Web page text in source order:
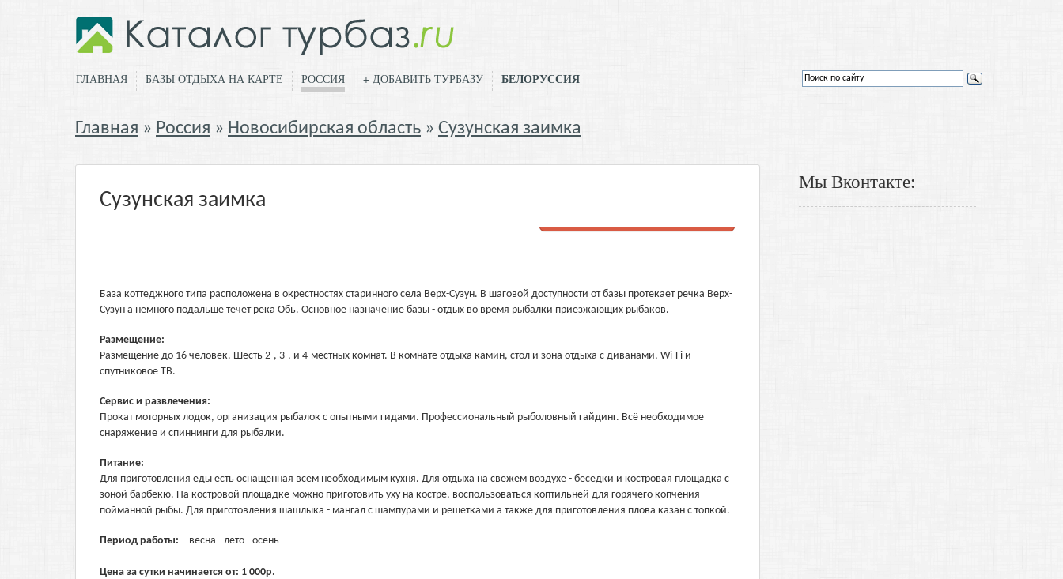
ГЛАВНАЯ БАЗЫ ОТДЫХА НА КАРТЕ РОССИЯ + ДОБАВИТЬ ТУРБАЗУ БЕЛОРУССИЯ
Главная Россия Новосибирская область Сузунская заимка
Сузунская заимка
База коттеджного типа расположена в окрестностях старинного села Верх-Сузун. В шаговой доступности от базы протекает речка Верх-
Сузун а немного подальше течет река Обь. Основное назначение базы - отдых во время рыбалки приезжающих рыбаков.
Размещение:
Размещение до 16 человек. Шесть 2-, 3-, и 4-местных комнат. В комнате отдыха камин, стол и зона отдыха с диванами, Wi-Fi и
спутниковое ТВ.
Сервис и развлечения:
Прокат моторных лодок, организация рыбалок с опытными гидами. Профессиональный рыболовный гайдинг. Всё необходимое
снаряжение и спиннинги для рыбалки.
Питание:
Для приготовления еды есть оснащенная всем необходимым кухня. Для отдыха на свежем воздухе - беседки и костровая площадка с
зоной барбекю. На костровой площадке можно приготовить уху на костре, воспользоваться коптильней для горячего копчения
пойманной рыбы. Для приготовления шашлыка - мангал с шампурами и решетками а также для приготовления плова казан с топкой.
Период работы: весна лето осень
Цена за сутки начинается от: 1 000р.
Мы Вконтакте: